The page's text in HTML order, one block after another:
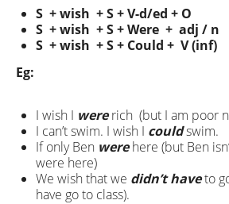
S + wish + S + V-d/ed + O
S + wish + S + Were + adj / n
S + wish + S + Could + V (inf)
Eg:
I wish I wererich (but I am poor
I can’t swim. I wish I couldswim.
If only Ben werehere (but Ben
were here)
We wish that we didn’t haveto
have go to class).